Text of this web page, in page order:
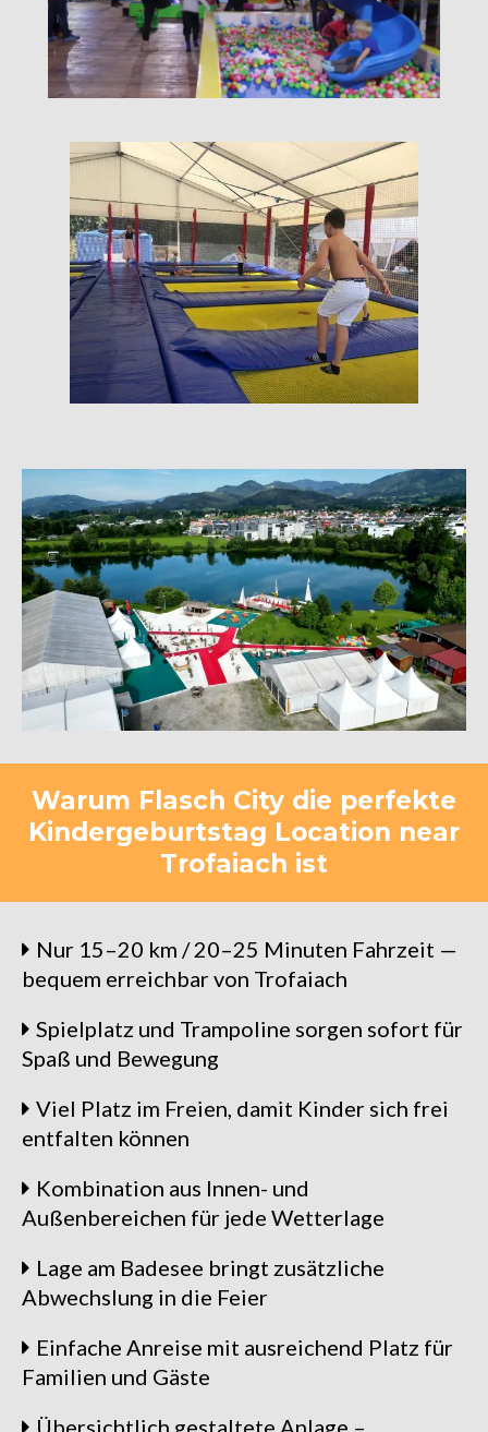
Warum Flasch City die perfekte
Kindergeburtstag Location near
Trofaiach ist
Nur 15–20 km / 20–25 Minuten Fahrzeit —
bequem erreichbar von Trofaiach
Spielplatz und Trampoline sorgen sofort für
Spaß und Bewegung
Viel Platz im Freien, damit Kinder sich frei
entfalten können
Kombination aus Innen- und
Außenbereichen für jede Wetterlage
Lage am Badesee bringt zusätzliche
Abwechslung in die Feier
Einfache Anreise mit ausreichend Platz für
Familien und Gäste
Übersichtlich gestaltete Anlage –